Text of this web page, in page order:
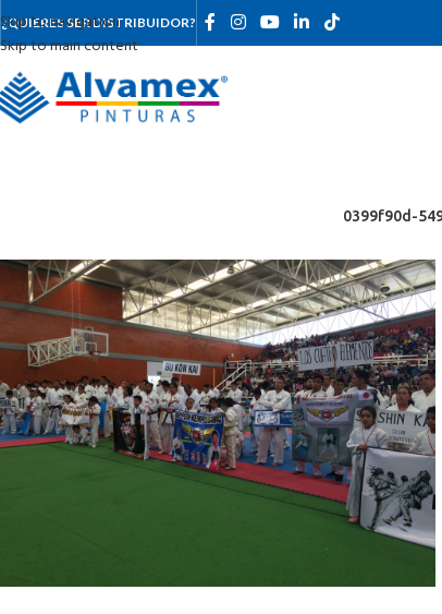
Skip to navigation
Skip to main content
¿QUIERES SER DISTRIBUIDOR?
0399f90d-